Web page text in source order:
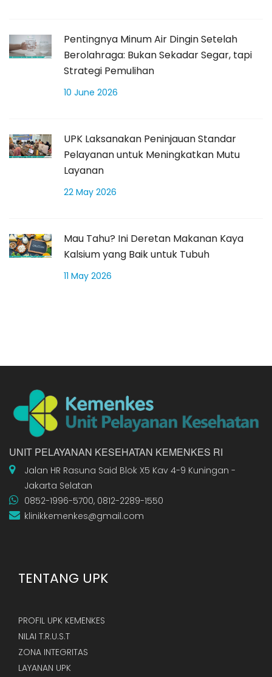
Pentingnya Minum Air Dingin Setelah
Berolahraga: Bukan Sekadar Segar, tapi
Strategi Pemulihan
10 June 2026
UPK Laksanakan Peninjauan Standar
Pelayanan untuk Meningkatkan Mutu
Layanan
22 May 2026
Mau Tahu? Ini Deretan Makanan Kaya
Kalsium yang Baik untuk Tubuh
11 May 2026
UNIT PELAYANAN KESEHATAN KEMENKES RI
Jalan HR Rasuna Said Blok X5 Kav 4-9 Kuningan -
Jakarta Selatan
0852-1996-5700, 0812-2289-1550
klinikkemenkes@gmail.com
TENTANG UPK
PROFIL UPK KEMENKES
NILAI T.R.U.S.T
ZONA INTEGRITAS
LAYANAN UPK